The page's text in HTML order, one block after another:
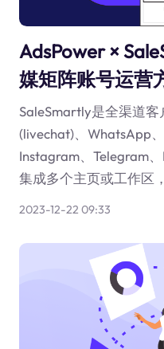
AdsPower ×
媒矩阵账号运营
SaleSmartly是全渠道
(livechat)、WhatsApp、
Instagram、Telegram
集成多个主页或工作区
2023-12-22 09:33